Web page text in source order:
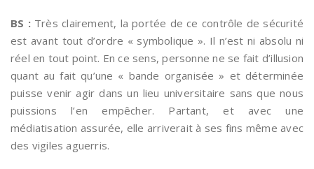
BS : Très clairement, la portée de ce contrôle de sécurité
est avant tout d’ordre « symbolique ». Il n’est ni absolu ni
réel en tout point. En ce sens, personne ne se fait d’illusion
quant au fait qu’une « bande organisée » et déterminée
puisse venir agir dans un lieu universitaire sans que nous
puissions l’en empêcher. Partant, et avec une
médiatisation assurée, elle arriverait à ses fins même avec
des vigiles aguerris.